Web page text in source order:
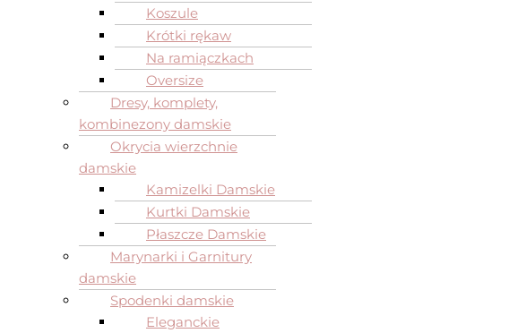
Koszule
Krótki rękaw
Na ramiączkach
Oversize
Dresy, komplety,
kombinezony damskie
Okrycia wierzchnie
damskie
Kamizelki Damskie
Kurtki Damskie
Płaszcze Damskie
Marynarki i Garnitury
damskie
Spodenki damskie
Eleganckie